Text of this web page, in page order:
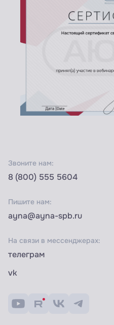
Звоните нам:
8 (800) 555 5604
Пишите нам:
ayna@ayna-spb.ru
На связи в мессенджерах:
телеграм
vk